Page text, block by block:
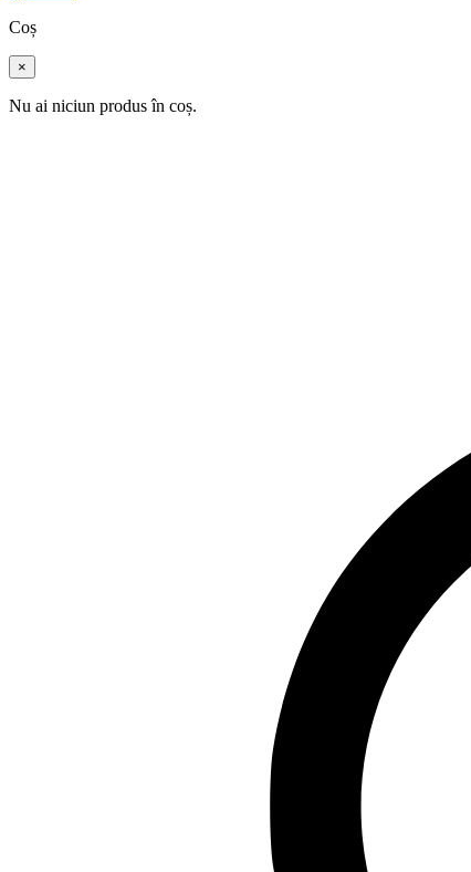
Coș
×
Nu ai niciun produs în coș.